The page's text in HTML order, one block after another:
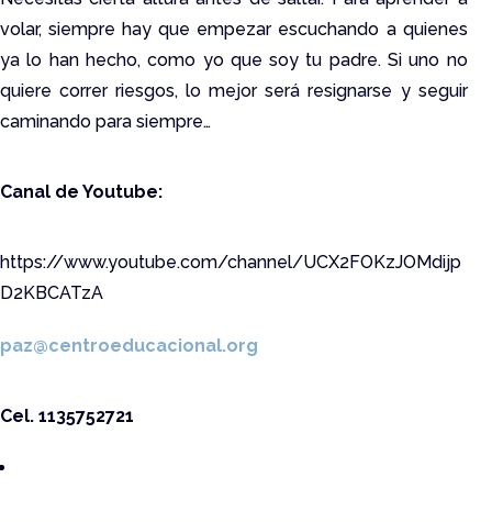
volar, siempre hay que empezar escuchando a quienes
ya lo han hecho, como yo que soy tu padre. Si uno no
quiere correr riesgos, lo mejor será resignarse y seguir
caminando para siempre…
Canal de Youtube:
https://www.youtube.com/channel/UCX2FOKzJOMdijp
D2KBCATzA
paz@centroeducacional.org
Cel. 1135752721